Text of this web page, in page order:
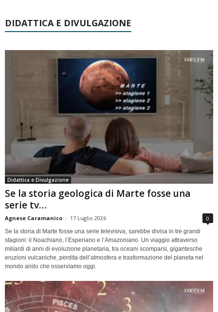
DIDATTICA E DIVULGAZIONE
Didattica e Divulgazione
Se la storia geologica di Marte fosse una
serie tv…
Agnese Caramanico - 17 Luglio 2026 0
Se la storia di Marte fosse una serie televisiva, sarebbe divisa in tre grandi
stagioni: il Noachiano, l’Esperiano e l’Amazoniano. Un viaggio attraverso
miliardi di anni di evoluzione planetaria, tra oceani scomparsi, gigantesche
eruzioni vulcaniche, perdita dell’atmosfera e trasformazione del pianeta nel
mondo arido che osserviamo oggi.